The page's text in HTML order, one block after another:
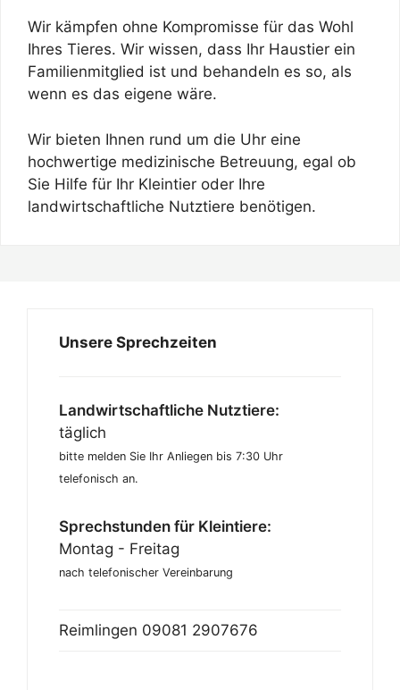
Wir kämpfen ohne Kompromisse für das Wohl
Ihres Tieres. Wir wissen, dass Ihr Haustier ein
Familienmitglied ist und behandeln es so, als
wenn es das eigene wäre.
Wir bieten Ihnen rund um die Uhr eine
hochwertige medizinische Betreuung, egal ob
Sie Hilfe für Ihr Kleintier oder Ihre
landwirtschaftliche Nutztiere benötigen.
Unsere Sprechzeiten
Landwirtschaftliche Nutztiere:
täglich
bitte melden Sie Ihr Anliegen bis 7:30 Uhr
telefonisch an.
Sprechstunden für Kleintiere:
Montag - Freitag
nach telefonischer Vereinbarung
Reimlingen 09081 2907676